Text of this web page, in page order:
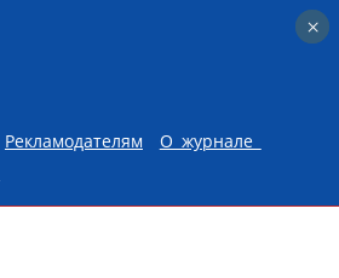
Рекламодателям
О журнале
×
×